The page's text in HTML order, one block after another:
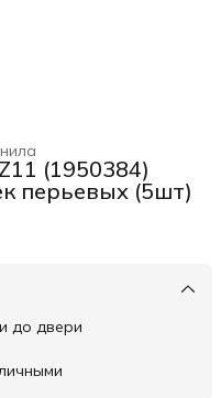
(1950384)
перьевых (5шт)
до двери